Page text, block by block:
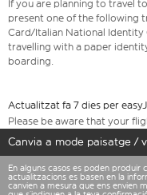
If you are planning to travel
present one of the following
Card/Italian National Identity
travelling with a paper
boarding.
Actualitzat fa 7 dies per
Please be aware that your
Canvia a mode paisatge /
En alguns casos es poden produir
actualitzacions es basen en la
canvien a mesura que ens envien